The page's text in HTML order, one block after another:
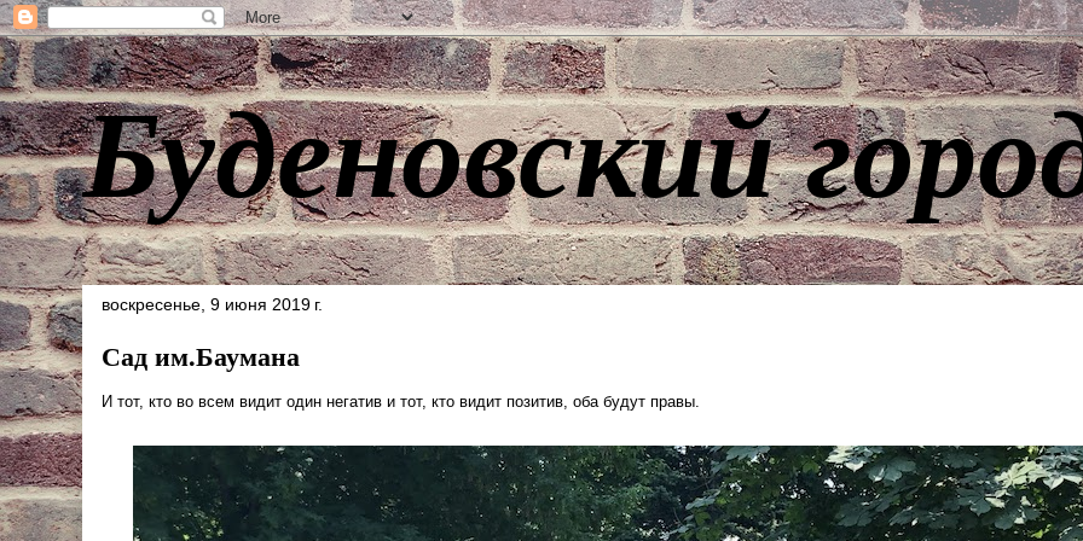
Буденовский
воскресенье, 9 июня 2019 г.
Сад им.Баумана
И тот, кто во всем видит один негатив и тот, кто видит позитив, оба будут правы.